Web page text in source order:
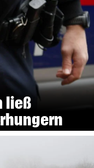
ließ